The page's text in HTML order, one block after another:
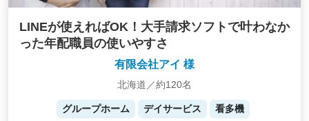
LINEが使えればOK！大手請求ソフトで叶わなか
った年配職員の使いやすさ
有限会社アイ 様
北海道／約120名
グループホーム デイサービス 看多機